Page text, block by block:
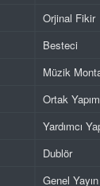
Orjinal Fikir
Besteci
Müzik
Ortak
Yardımcı
Dublör
Genel